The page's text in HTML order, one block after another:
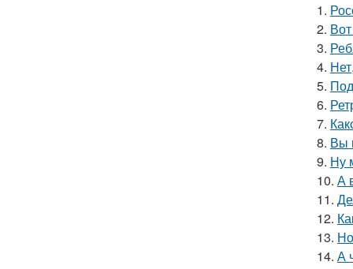
1.
2.
3.
4.
5.
6.
7.
8. Вы
9. Ну
10. А
11.
12.
13.
14. А